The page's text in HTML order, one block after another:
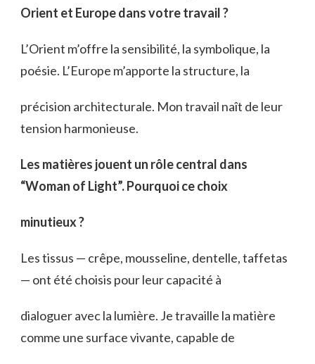
Orient et Europe dans votre travail ?
L’Orient m’offre la sensibilité, la symbolique, la
poésie. L’Europe m’apporte la structure, la
précision architecturale. Mon travail naît de leur
tension harmonieuse.
Les matières jouent un rôle central dans
“Woman of Light”. Pourquoi ce choix
minutieux ?
Les tissus — crêpe, mousseline, dentelle, taffetas
— ont été choisis pour leur capacité à
dialoguer avec la lumière. Je travaille la matière
comme une surface vivante, capable de